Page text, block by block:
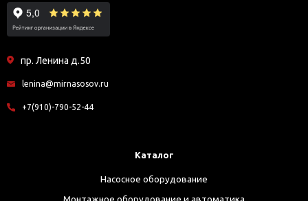
пр. Ленина д.50
lenina@mirnasosov.ru
+7(910)-790-52-44
Каталог
Насосное оборудование